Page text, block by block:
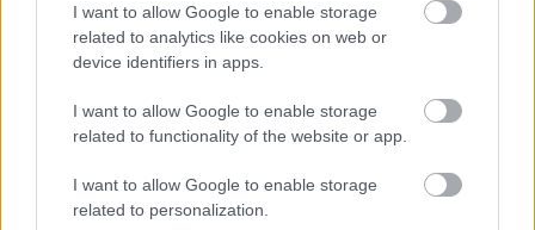
I want to allow Google to enable storage
related to analytics like cookies on web or
device identifiers in apps.
I want to allow Google to enable storage
related to functionality of the website or app.
I want to allow Google to enable storage
related to personalization.
obehového čerpadla, riadenia, regulačných a
bezpečnostných armatúr. V letnom období dodajú solárne
Otázka nastáva v zimnom období, keď musí aj počas
Marketingové lákadlá sú síce zaujímavé, ale koľko
percent nákladov ušetrí solárny ohrev vody? Vhodne